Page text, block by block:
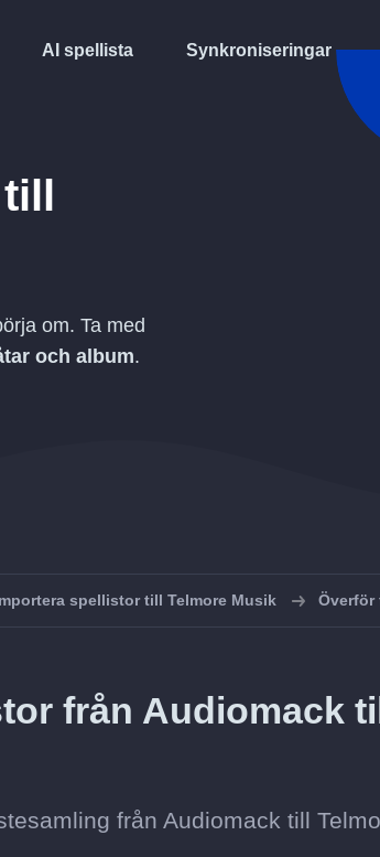
AI spellista Synkroniseringar
till
om. Ta med
och album.
spellistor till Telmore Musik Överför
från Audiomack
från Audiomack till